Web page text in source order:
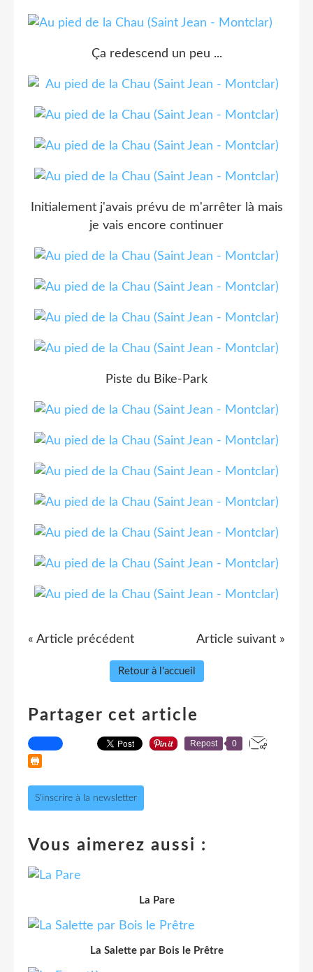
Ça redescend un peu ...
Initialement j'avais prévu de m'arrêter là mais
je vais encore continuer
Piste du Bike-Park
« Article précédent Article suivant »
Retour à l'accueil
Partager cet article
Repost 0
S'inscrire à la newsletter
Vous aimerez aussi :
La Pare
La Salette par Bois le Prêtre